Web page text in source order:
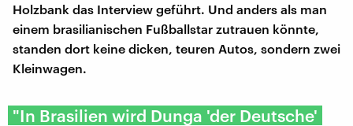
Holzbank das Interview geführt. Und anders als man
einem brasilianischen Fußballstar zutrauen könnte,
standen dort keine dicken, teuren Autos, sondern zwei
Kleinwagen.
"In Brasilien wird Dunga 'der Deutsche'